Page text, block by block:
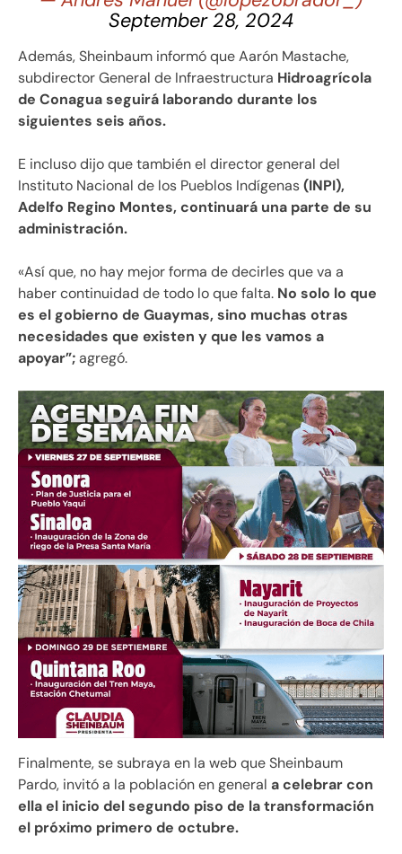
September 28, 2024
Además, Sheinbaum informó que Aarón Mastache,
subdirector General de Infraestructura Hidroagrícola
de Conagua seguirá laborando durante los
siguientes seis años.
E incluso dijo que también el director general del
Instituto Nacional de los Pueblos Indígenas(INPI),
Adelfo Regino Montes, continuará una parte de su
administración.
«Así que, no hay mejor forma de decirles que va a
haber continuidad de todo lo que falta. No solo lo que
es el gobierno de Guaymas, sino muchas otras
necesidades que existen y que les vamos a
apoyar”;agregó.
Finalmente, se subraya en la web que Sheinbaum
Pardo, invitó a la población en general a celebrar con
ella el inicio del segundo piso de la transformación
el próximo primero de octubre.